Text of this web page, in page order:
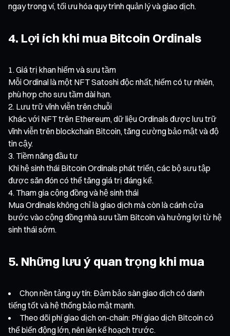
ngay trong ví, tối ưu hóa quy trình quản lý và giao dịch.
4. Lợi ích khi mua Bitcoin Ordinals
Giá trị khan hiếm và sưu tầm
Mỗi Ordinal là một NFT Satoshi độc nhất, hiếm có tự nhiên,
phù hợp cho sưu tầm dài hạn.
Lưu trữ vĩnh viễn trên chuỗi
Khác với NFT trên Ethereum, dữ liệu Ordinals được lưu trữ
vĩnh viễn trên blockchain Bitcoin, tăng cường bảo mật và độ
tin cậy.
Tiềm năng đầu tư
Khi hệ sinh thái Bitcoin Ordinals phát triển, các bộ sưu tập
được săn đón có thể tăng giá trị đáng kể.
Tham gia cộng đồng và hệ sinh thái
Mua Ordinals không chỉ là giao dịch mà còn là cánh cửa
bước vào cộng đồng nhà sưu tầm Bitcoin và hưởng lợi từ hệ
sinh thái sớm.
5. Những lưu ý quan trọng khi mua
Chọn nền tảng uy tín: Đảm bảo sàn giao dịch có danh
tiếng tốt và hệ thống bảo mật mạnh.
Theo dõi phí giao dịch on-chain: Phí giao dịch Bitcoin có
thể biến động lớn, nên lên kế hoạch trước.